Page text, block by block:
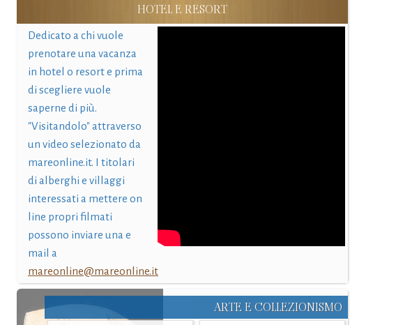
HOTEL E RESORT
Dedicato a chi vuole
prenotare una vacanza
in hotel o resort e prima
di scegliere vuole
saperne di più.
"Visitandolo" attraverso
un video selezionato da
mareonline.it. I titolari
di alberghi e villaggi
interessati a mettere on
line propri filmati
possono inviare una e
mail a
mareonline@mareonline.it
ARTE E COLLEZIONISMO